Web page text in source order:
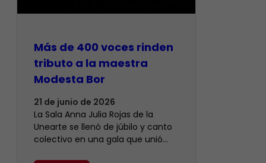
Más de 400 voces rinden
tributo a la maestra
Modesta Bor
21 de junio de 2026
​La Sala Anna Julia Rojas de la
Unearte se llenó de júbilo y canto
colectivo en una gala que unió…